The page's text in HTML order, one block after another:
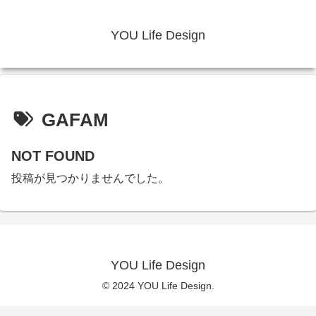
YOU Life Design
GAFAM
NOT FOUND
投稿が見つかりませんでした。
YOU Life Design
© 2024 YOU Life Design.